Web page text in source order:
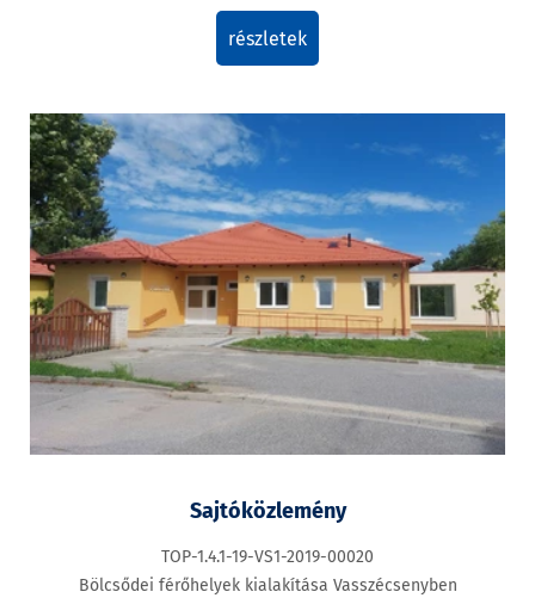
részletek
Sajtóközlemény
TOP-1.4.1-19-VS1-2019-00020
Bölcsődei férőhelyek kialakítása Vasszécsenyben